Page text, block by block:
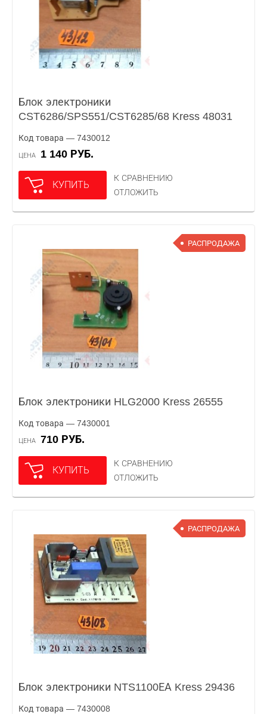
Блок электроники
CST6286/SPS551/CST6285/68 Kress 48031
Код товара — 7430012
ЦЕНА 1 140 РУБ.
КУПИТЬ
К СРАВНЕНИЮ
ОТЛОЖИТЬ
РАСПРОДАЖА
Блок электроники HLG2000 Kress 26555
Код товара — 7430001
ЦЕНА 710 РУБ.
КУПИТЬ
К СРАВНЕНИЮ
ОТЛОЖИТЬ
РАСПРОДАЖА
Блок электроники NTS1100ЕА Kress 29436
Код товара — 7430008